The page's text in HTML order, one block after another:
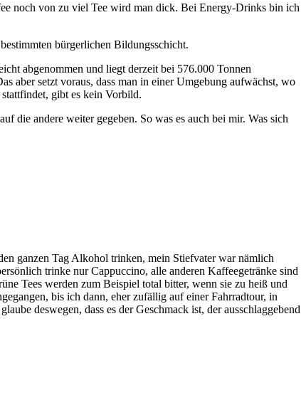
noch von zu viel Tee wird man dick. Bei Energy-Drinks bin ich
bürgerlichen Bildungsschicht.
abgenommen und liegt derzeit bei 576.000 Tonnen
aber setzt voraus, dass man in einer Umgebung aufwächst, wo
gibt es kein Vorbild.
die andere weiter gegeben. So was es auch bei mir. Was sich
ganzen Tag Alkohol trinken, mein Stiefvater war nämlich
trinke nur Cappuccino, alle anderen Kaffeegetränke sind
Tees werden zum Beispiel total bitter, wenn sie zu heiß und
bis ich dann, eher zufällig auf einer Fahrradtour, in
deswegen, dass es der Geschmack ist, der ausschlaggebend